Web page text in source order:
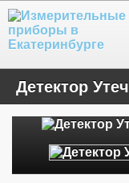
Детектор